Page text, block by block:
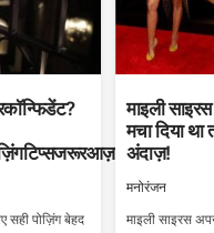
सही पोज़िंग बेहद
माइली
मचा दिया
अंदाज़!
मनोरंजन
माइली साइरस